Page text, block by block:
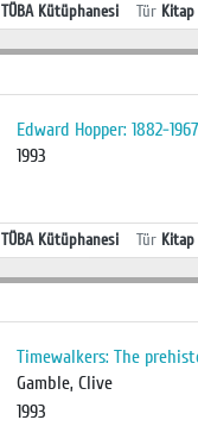
TÜBA Kütüphanesi Tür Kitap
Edward Hopper: 1882-
1993
TÜBA Kütüphanesi Tür Kitap
Timewalkers: The
Gamble, Clive
1993